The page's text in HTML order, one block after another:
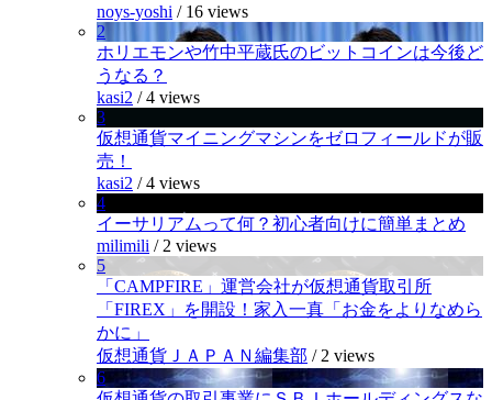
noys-yoshi / 16 views
2
ホリエモンや竹中平蔵氏のビットコインは今後ど
うなる？
kasi2 /4 views
3
仮想通貨マイニングマシンをゼロフィールドが販
売！
kasi2 /4 views
4
イーサリアムって何？初心者向けに簡単まとめ
milimili / 2 views
5
「CAMPFIRE」運営会社が仮想通貨取引所
「FIREX」を開設！家入一真「お金をよりなめら
かに」
仮想通貨ＪＡＰＡＮ編集部 / 2 views
6